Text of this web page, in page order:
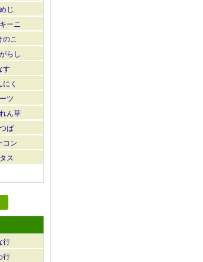
じ
ーニ
のこ
らし
す
にく
ツ
ん草
ば
コン
ス
行
行